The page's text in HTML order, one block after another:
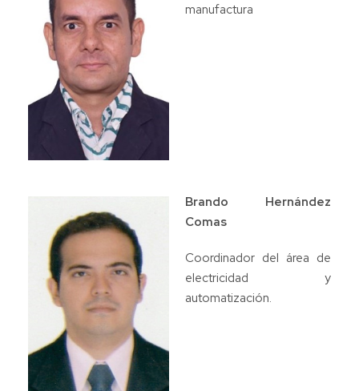
manufactura
Brando Hernández
Comas
Coordinador del área de
electricidad y
automatización.